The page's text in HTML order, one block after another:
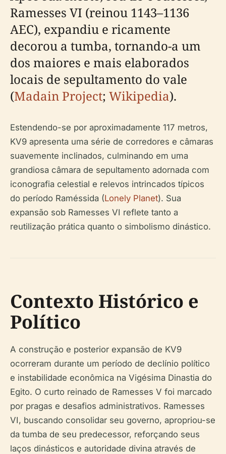
Ramesses VI (reinou 1143–1136
AEC), expandiu e ricamente
decorou a tumba, tornando-a um
dos maiores e mais elaborados
locais de sepultamento do vale
(Madain Project; Wikipedia).
Estendendo-se por aproximadamente 117 metros,
KV9 apresenta uma série de corredores e câmaras
suavemente inclinados, culminando em uma
grandiosa câmara de sepultamento adornada com
iconografia celestial e relevos intrincados típicos
do período Raméssida (Lonely Planet). Sua
expansão sob Ramesses VI reflete tanto a
reutilização prática quanto o simbolismo dinástico.
Contexto Histórico e
Político
A construção e posterior expansão de KV9
ocorreram durante um período de declínio político
e instabilidade econômica na Vigésima Dinastia do
Egito. O curto reinado de Ramesses V foi marcado
por pragas e desafios administrativos. Ramesses
VI, buscando consolidar seu governo, apropriou-se
da tumba de seu predecessor, reforçando seus
laços dinásticos e autoridade divina através de